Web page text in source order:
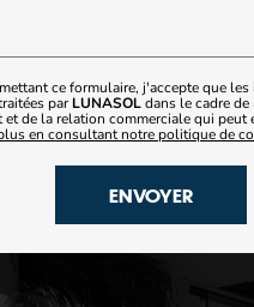
ce formulaire, j'accepte que
par LUNASOL dans le cadre de
et de la relation commerciale qui peut
en consultant notre politique de